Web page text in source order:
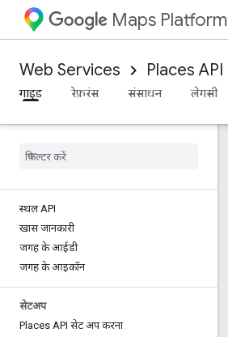
Maps Platform
Web Services Places API
गाइड
रेफ़रंस संसाधन लेगसी
स्थल API
खास जानकारी
जगह के आईडी
जगह के आइकॉन
सेटअप
Places API सेट अप करना